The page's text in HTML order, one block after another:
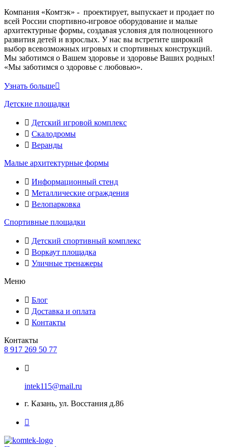
Компания «Комтэк» - проектирует, выпускает и продает по
всей России спортивно-игровое оборудование и малые
архитектурные формы, создавая условия для полноценного
развития детей и взрослых. У нас вы встретите широкий
выбор всевозможных игровых и спортивных конструкций.
Мы заботимся о Вашем здоровье и здоровье Ваших родных!
«Мы заботимся о здоровье с любовью».
Узнать больше
Детские площадки
Детский игровой комплекс
Скалодромы
Веранды
Малые архитектурные формы
Информационный стенд
Металлические ограждения
Велопарковка
Спортивные площадки
Детский спортивный комплекс
Воркаут площадка
Уличные тренажеры
Меню
Блог
Доставка и оплата
Контакты
Контакты
8 917 269 50 77
intek115@mail.ru
г. Казань, ул. Восстания д.86